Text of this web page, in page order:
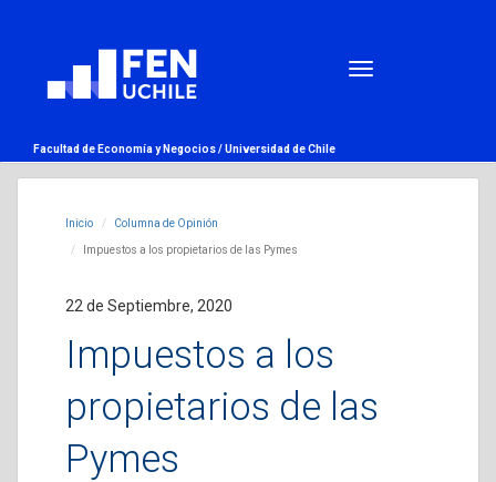
Facultad de Economía y Negocios /Universidad de Chile
Inicio Columna de Opinión
Impuestos a los propietarios de las Pymes
22 de Septiembre, 2020
Impuestos a los
propietarios de las
Pymes